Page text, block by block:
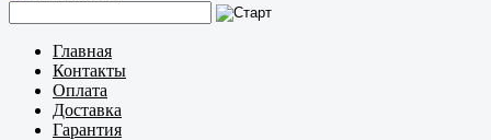
Главная
Контакты
Оплата
Доставка
Гарантия